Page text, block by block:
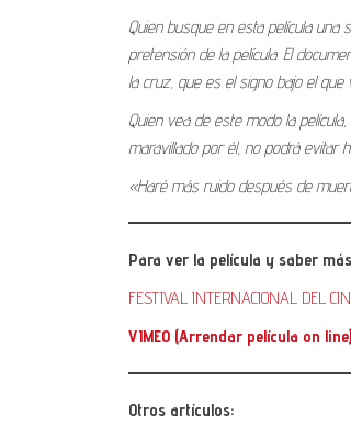
Quien busque en esta película
pretensión de la película. El
la cruz, que es el signo bajo el
Quien vea de este modo la
maravillado por él, no podrá evitar
«Haré más ruido después de
Para ver la película y saber
FESTIVAL INTERNACIONAL DEL
VIMEO (Arrendar película on line)
Otros artículos: